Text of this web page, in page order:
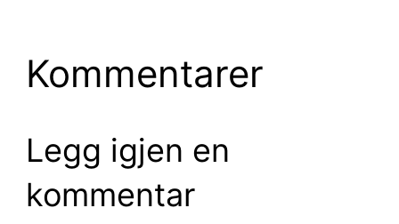
Kommentarer
Legg igjen en
kommentar